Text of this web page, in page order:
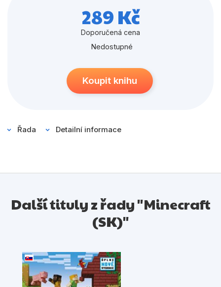
Populárně - naučné pro děti
Příroda a zahrada
Společnost, politika
Umění a kultura
Young adult
289 Kč
Doporučená cena
Nedostupné
Koupit knihu
Řada Detailní informace
Další tituly z řady "Minecraft
(SK)"